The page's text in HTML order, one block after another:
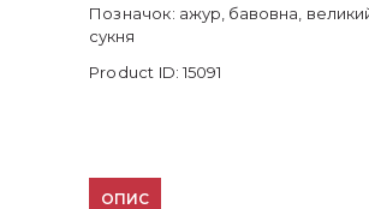
Позначок: ажур, бавовна,
сукня
Product ID:15091
ОПИС